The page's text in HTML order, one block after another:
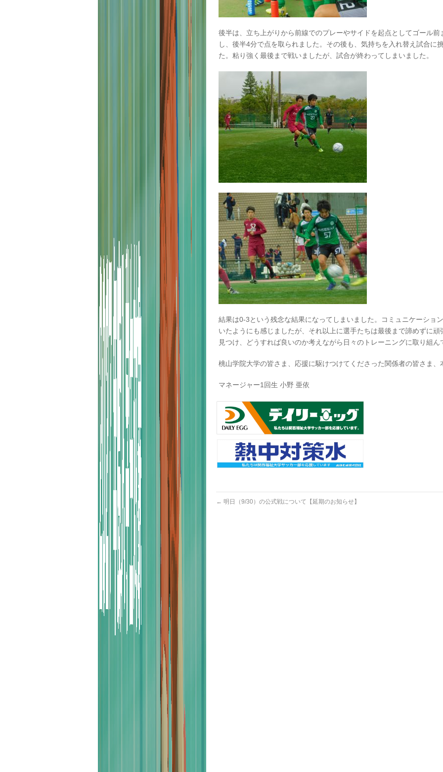
後半は、立ち上がりから前線でのプレーやサイドを起点としてゴール
し、後半4分で点を取られました。その後も、気持ちを入れ替え試合に
た。粘り強く最後まで戦いましたが、試合が終わってしまいました。
結果は0-3という残念な結果になってしまいました。コミュニケーショ
いたようにも感じましたが、それ以上に選手たちは最後まで諦めずに
見つけ、どうすれば良いのか考えながら日々のトレーニングに取り組ん
桃山学院大学の皆さま、応援に駆けつけてくださった関係者の皆さま、
マネージャー1回生 小野 亜依
← 明日（9/30）の公式戦について【延期のお知らせ】